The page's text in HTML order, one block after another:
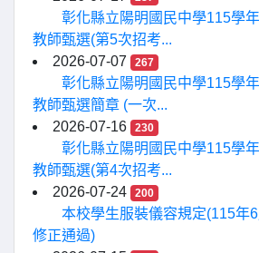
彰化縣立陽明國民中學115學
教師甄選(第5次招考...
2026-07-07
267
彰化縣立陽明國民中學115學
教師甄選簡章 (一次...
2026-07-16
230
彰化縣立陽明國民中學115學
教師甄選(第4次招考...
2026-07-24
200
本校學生服裝儀容規定(115年
修正通過)